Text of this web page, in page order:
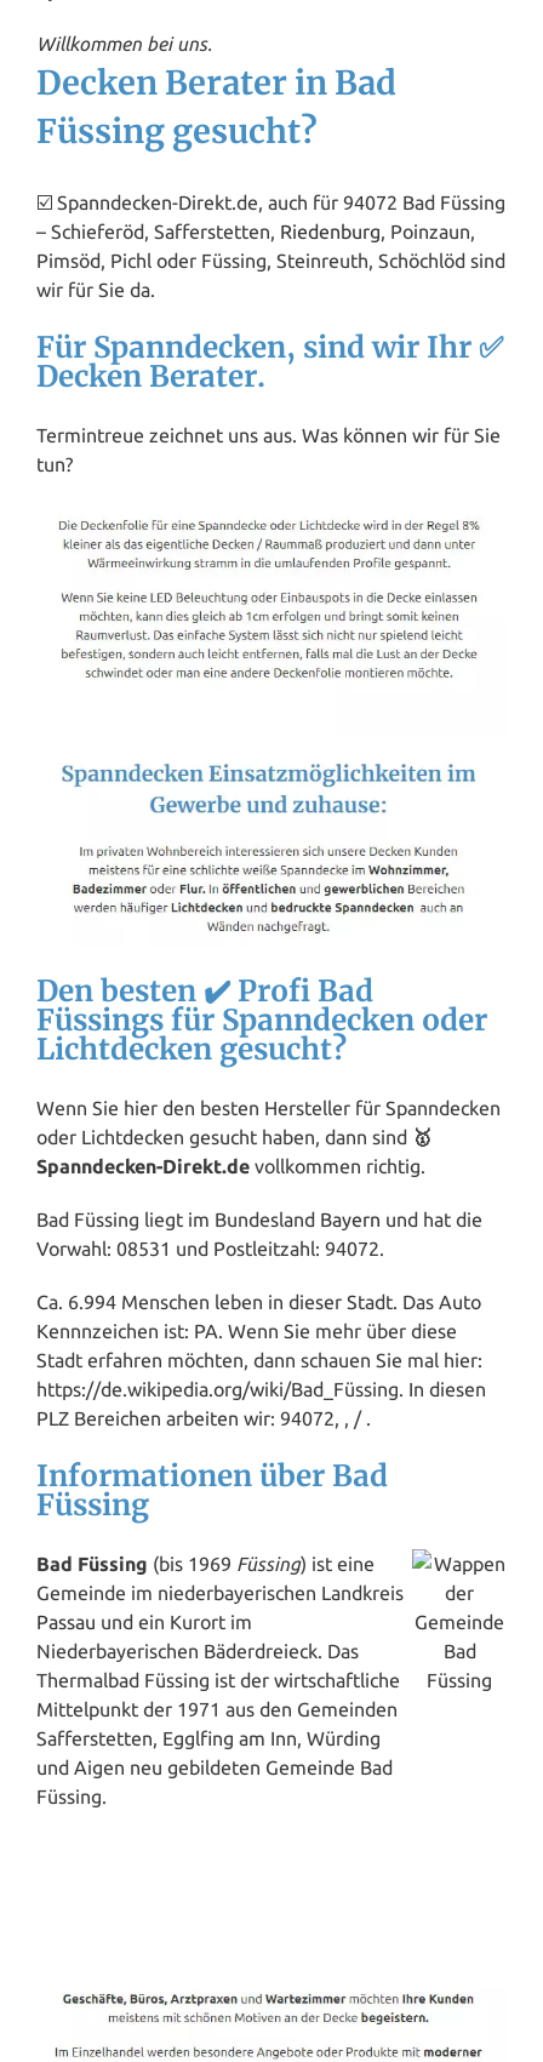
Willkommen bei uns.
Decken Berater in Bad
Füssing gesucht?
☑️ Spanndecken-Direkt.de, auch für 94072 Bad Füssing
– Schieferöd, Safferstetten, Riedenburg , Poinzaun,
Pimsöd, Pichl oder Füssing, Steinreuth, Schöchlöd sind
wir für Sie da.
Für Spanndecken, sind wir Ihr ✅
Decken Berater.
Termintreue zeichnet uns aus. Was können wir für Sie
tun?
Den besten ✔️ Profi Bad
Füssings für Spanndecken oder
Lichtdecken gesucht?
Wenn Sie hier den besten Hersteller für Spanndecken
oder Lichtdecken gesucht haben, dann sind 🥇
Spanndecken-Direkt.de vollkommen richtig.
Bad Füssing liegt im Bundesland Bayern und hat die
Vorwahl: 08531 und Postleitzahl: 94072.
Ca. 6.994 Menschen leben in dieser Stadt. Das Auto
Kennnzeichen ist: PA. Wenn Sie mehr über diese
Stadt erfahren möchten, dann schauen Sie mal hier:
https://de.wikipedia.org/wiki/Bad_Füssing. In diesen
PLZ Bereichen arbeiten wir: 94072, , / .
Informationen über Bad
Füssing
Bad Füssing (bis 1969 Füssing) ist eine
Gemeinde im niederbayerischen Landkreis
Passau und ein Kurort im
Niederbayerischen Bäderdreieck. Das
Thermalbad Füssing ist der wirtschaftliche
Mittelpunkt der 1971 aus den Gemeinden
Safferstetten, Egglfing am Inn, Würding
und Aigen neu gebildeten Gemeinde Bad
Füssing.